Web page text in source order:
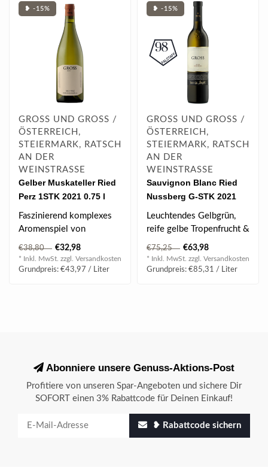
❥ -15%
GROSS UND GROSS /
ÖSTERREICH,
STEIERMARK, RATSCH
AN DER
WEINSTRASSE
Gelber Muskateller Ried
Perz 1STK 2021 0.75 l
Faszinierend komplexes
Aromenspiel von
Weingartenpfirsich,
Orangenzesten & Holun..
€38,80 €32,98
* Inkl. MwSt. zzgl. Versandkosten
Grundpreis: €43,97 / Liter
❥ -15%
GROSS UND GROSS /
ÖSTERREICH,
STEIERMARK, RATSCH
AN DER
WEINSTRASSE
Sauvignon Blanc Ried
Nussberg G-STK 2021
0.75 l
Leuchtendes Gelbgrün,
reife gelbe Tropenfrucht &
Stachelbeere, würzig &
sehr k..
€75,25 €63,98
* Inkl. MwSt. zzgl. Versandkosten
Grundpreis: €85,31 / Liter
Abonniere unsere Genuss-Aktions-Post
Profitiere von unseren Spar-Angeboten und sichere Dir
SOFORT einen 3% Rabattcode für Deinen Einkauf!
❥ Rabattcode sichern